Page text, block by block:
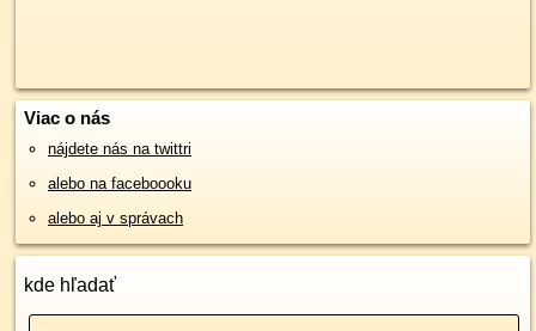
Viac o nás
nájdete nás na twittri
alebo na faceboooku
alebo aj v správach
kde hľadať